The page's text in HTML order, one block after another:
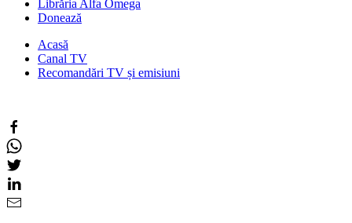
Librăria Alfa Omega
Donează
Acasă
Canal TV
Recomandări TV și emisiuni